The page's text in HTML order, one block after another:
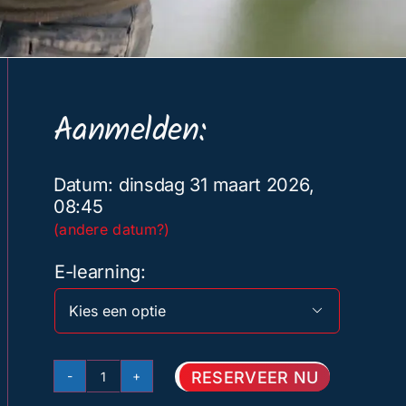
Aanmelden:
Datum: dinsdag 31 maart 2026,
08:45
(andere datum?)
E-learning

Basis
RESERVEER NU